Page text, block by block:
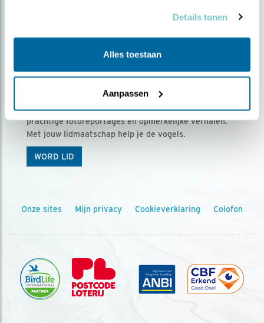
Details tonen
Alles toestaan
Aanpassen
Ontvang 5 x Vogels voor € 36,00 per jaar
Vogels is het tijdschrift voor onze leden, met
prachtige fotoreportages en opmerkelijke verhalen.
Met jouw lidmaatschap help je de vogels.
WORD LID
Onze sites Mijn privacy Cookieverklaring Colofon